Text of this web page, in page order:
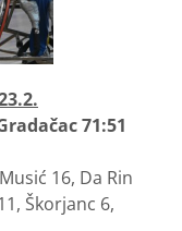
71:51
16, Da Rin
Škorjanc 6,